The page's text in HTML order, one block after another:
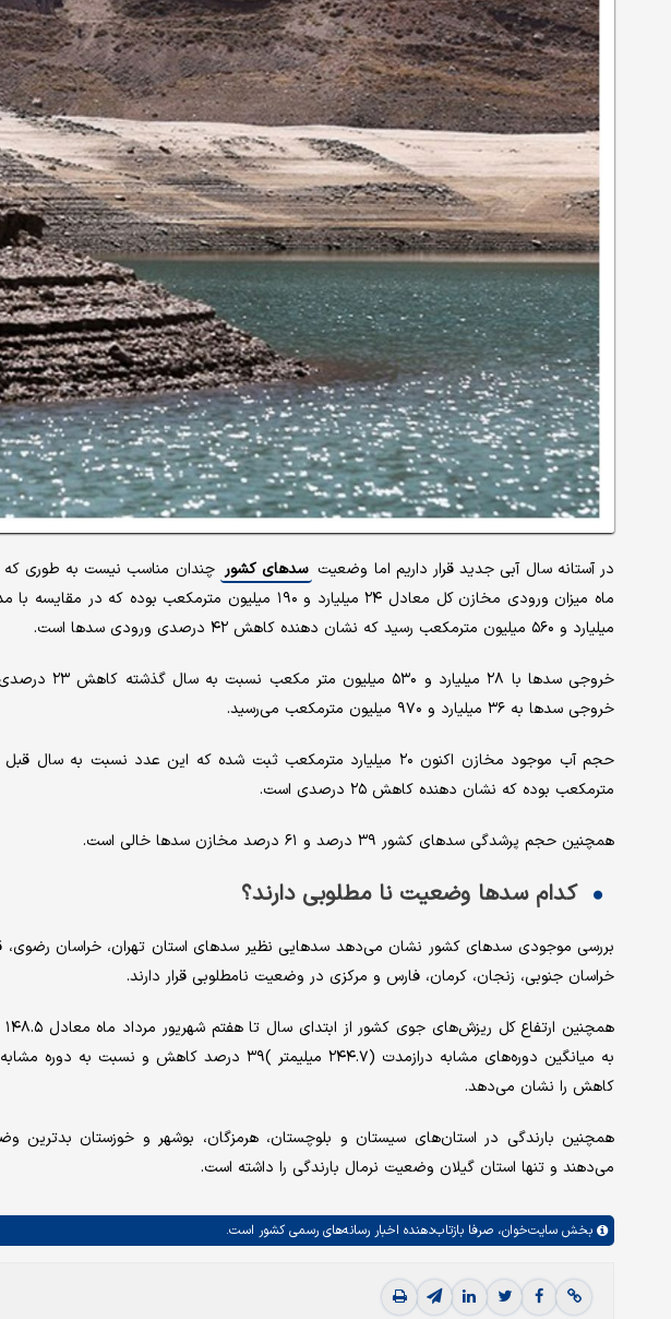
در آستانه سال آبی جدید قرار داریم اما وضعیت سدهای کشور چندان مناسب نیست به طوری که
میلیارد و ۵۶۰ میلیون مترمکعب رسید که نشان دهنده کاهش ۴۲ درصدی ورودی سدها است.
خروجی سدها با ۲۸
خروجی سدها به ۳۶ میلیارد و ۹۷۰ میلیون مترمکعب می‌رسید.
مترمکعب بوده که نشان دهنده کاهش ۲۵ درصدی است.
همچنین حجم پرشدگی سدهای کشور ۳۹ درصد و ۶۱ درصد مخازن سدها خالی است.
کدام سدها وضعیت نا مطلوبی دارند؟
بررسی موجودی سدهای کشور نشان می‌دهد سدهایی نظیر سدهای استان تهران، خراسان رضوی،
خراسان جنوبی، زنجان، کرمان، فارس و مرکزی در وضعیت نامطلوبی قرار دارند.
کاهش را نشان می‌دهد.
همچنین بارندگی در استان‌های سیستان و بلوچستان، هرمزگان، بوشهر و خوزستان
می‌دهند و تنها استان گیلان وضعیت نرمال بارندگی را داشته است.
بخش سایت‌خوان، صرفا بازتاب‌دهنده اخبار رسانه‌های رسمی کشور است.